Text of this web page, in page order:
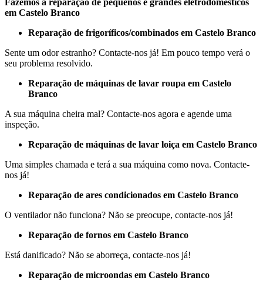
em Castelo Branco
Reparação de frigoríficos/combinados em Castelo Branco
Sente um odor estranho? Contacte-nos já! Em pouco tempo verá o
seu problema resolvido.
Reparação de máquinas de lavar roupa em Castelo
Branco
A sua máquina cheira mal? Contacte-nos agora e agende uma
inspeção.
Reparação de máquinas de lavar loiça em Castelo Branco
Uma simples chamada e terá a sua máquina como nova. Contacte-
nos já!
Reparação de ares condicionados em Castelo Branco
O ventilador não funciona? Não se preocupe, contacte-nos já!
Reparação de fornos em Castelo Branco
Está danificado? Não se aborreça, contacte-nos já!
Reparação de microondas em Castelo Branco